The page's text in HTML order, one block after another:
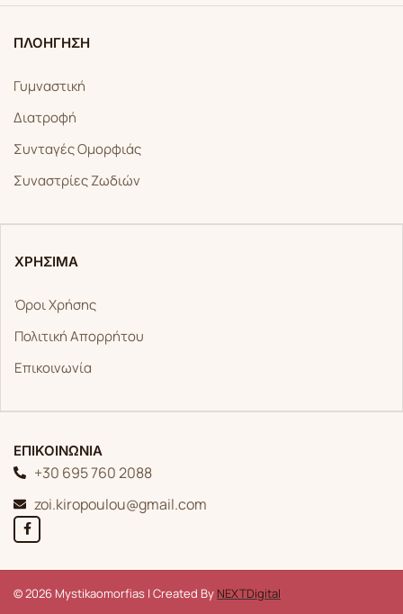
ΠΛΟΗΓΗΣΗ
Γυμναστική
Διατροφή
Συνταγές Ομορφιάς
Συναστρίες Ζωδιών
ΧΡΗΣΙΜΑ
Όροι Χρήσης
Πολιτική Απορρήτου
Επικοινωνία
ΕΠΙΚΟΙΝΩΝΙΑ
+30 695 760 2088
zoi.kiropoulou@gmail.com
© 2026 Mystikaomorfias | Created By NEXTDigital